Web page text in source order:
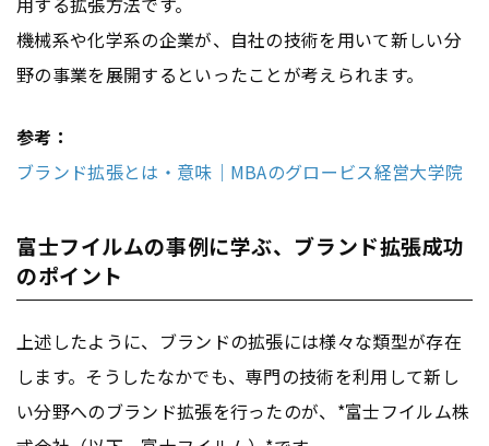
機械系や化学系の企業が、自社の技術を用いて新しい分
野の事業を展開するといったことが考えられます。
参考：
ブランド拡張とは・意味｜MBAのグロービス経営大学院
富士フイルムの事例に学ぶ、ブランド拡張成功
のポイント
上述したように、ブランドの拡張には様々な類型が存在
します。そうしたなかでも、専門の技術を利用して新し
い分野へのブランド拡張を行ったのが、*富士フイルム株